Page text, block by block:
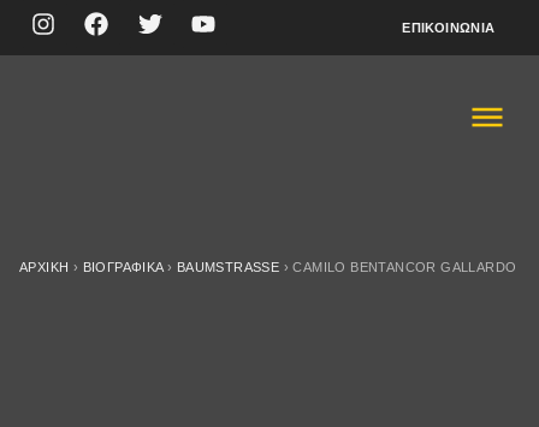
ΕΠΙΚΟΙΝΩΝΊΑ
ΑΡΧΙΚΉ › ΒΙΟΓΡΑΦΙΚΆ› BAUMSTRASSE ›CAMILO BENTANCOR GALLARDO